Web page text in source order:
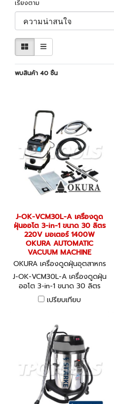
เรียงตาม
พบสินค้า 40 ชิ้น
J-OK-VCM30L-A เครื่องดูด
ฝุ่นออโต 3-in-1 ขนาด 30 ลิตร
220V มอเตอร์ 1400W
OKURA AUTOMATIC
VACUUM MACHINE
OKURA เครื่องดูดฝุ่นอุตสาหกร
รม J-OK-VCM30L-A
J-OK-VCM30L-A เครื่องดูดฝุ่น
ออโต 3-in-1 ขนาด 30 ลิตร
220V มอเตอร์ 1400W
OKURA AUTOMATIC
เปรียบเทียบ